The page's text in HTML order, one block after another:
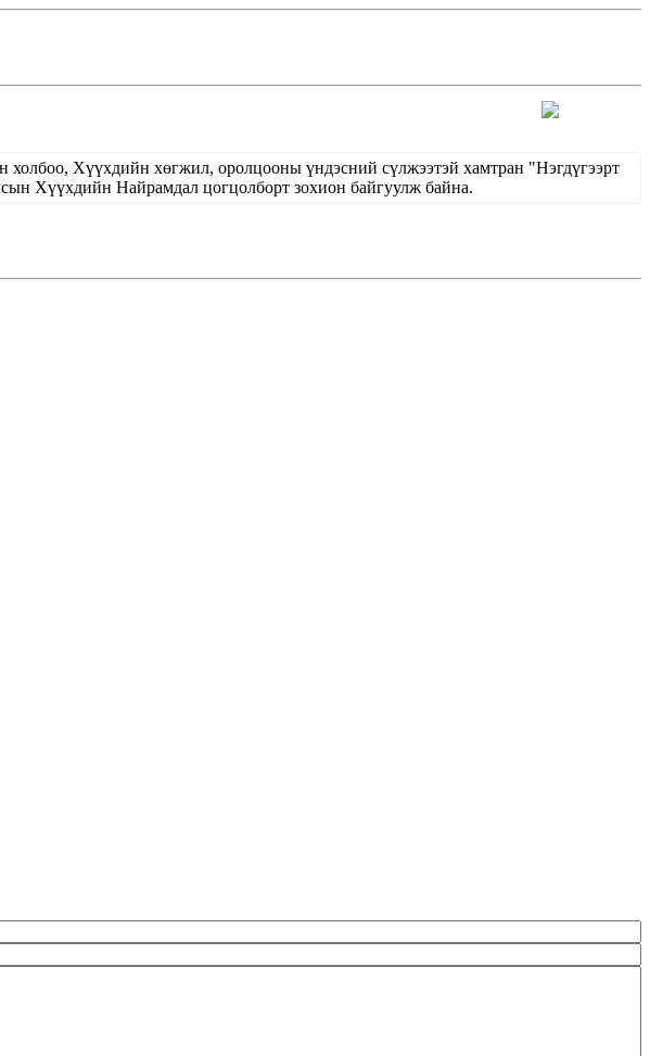
холбоо, Хүүхдийн хөгжил, оролцооны үндэсний сүлжээтэй хамтран "Нэгдүгээрт
Хүүхдийн Найрамдал цогцолборт зохион байгуулж байна.